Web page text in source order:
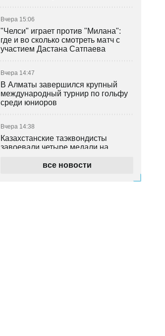
Вчера 15:06
"Челси" играет против "Милана":
где и во сколько смотреть матч с
участием Дастана Сатпаева
Вчера 14:47
В Алматы завершился крупный
международный турнир по гольфу
среди юниоров
Вчера 14:38
Казахстанские таэквондисты
завоевали четыре медали на
все новости